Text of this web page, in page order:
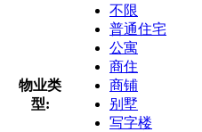
物业类
型:
不限
普通住宅
公寓
商住
商铺
别墅
写字楼